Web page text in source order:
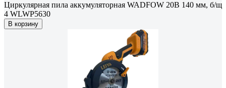
Циркулярная пила аккумуляторная WADFOW 20В 140 мм, б/щ
4 WLWP5630
В корзину